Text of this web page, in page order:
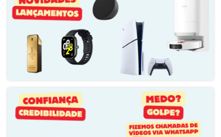
COMUNICAÇÃO
CONECTIVIDADE WIRELESS
Wi-Fi 802.11 a/b/g/n/ac, banda dupla 2.4GHz e 5GHz - Bluetooth 5.4 -
Qualidade máxima de captura: 4k a 30 fps
LOCALIZAÇÃO
GPS - GLONASS - BeiDou - Galileo - QZSS - NavIC